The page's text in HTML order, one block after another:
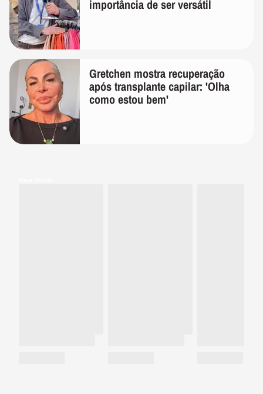
importância de ser versátil
Gretchen mostra recuperação
após transplante capilar: 'Olha
como estou bem'